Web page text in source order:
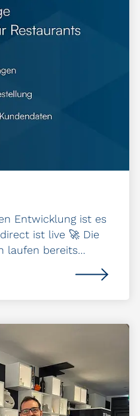
Entwicklung ist es
ist live 🚀 Die
laufen bereits…